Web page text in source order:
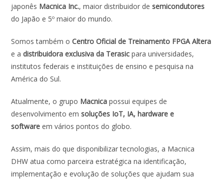
japonês Macnica Inc., maior distribuidor desemicondutores
do Japão e 5º maior do mundo.
Somos também oCentro Oficial de Treinamento FPGA Altera
e adistribuidora exclusiva da Terasic para universidades,
institutos federais e instituições de ensino e pesquisa na
América do Sul.
Atualmente, o grupo Macnica possui equipes de
desenvolvimento emsoluções IoT, IA, hardware e
software em vários pontos do globo.
Assim, mais do que disponibilizar tecnologias, a Macnica
DHW atua como parceira estratégica na identificação,
implementação e evolução de soluções que ajudam sua